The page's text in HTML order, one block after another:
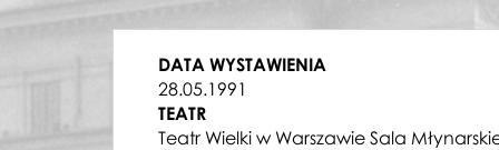
DATA WYSTAWIENIA
28.05.1991
TEATR
Teatr Wielki w Warszawie Sala
Danuta Maćkowiak
KRÓLOWA
Maria Świderska
KRÓL